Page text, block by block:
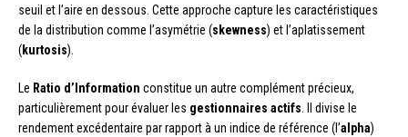
seuil et l’aire en dessous. Cette approche capture les caractéristiques
de la distribution comme l’asymétrie (skewness) et l’aplatissement
(kurtosis).
Le Ratio d’Information constitue un autre complément précieux,
particulièrement pour évaluer les gestionnaires actifs . Il divise le
rendement excédentaire par rapport à un indice de référence (l’alpha)